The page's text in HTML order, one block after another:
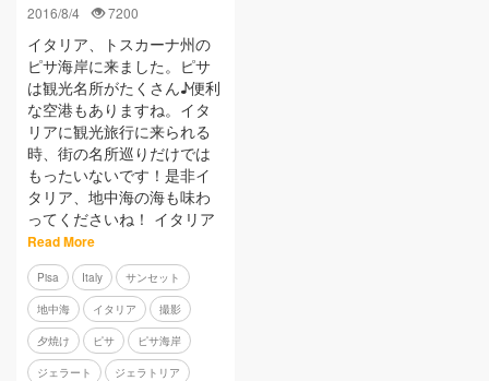
2016/8/4 7200
イタリア、トスカーナ州の
ピサ海岸に来ました。ピサ
は観光名所がたくさん♪便利
な空港もありますね。イタ
リアに観光旅行に来られる
時、街の名所巡りだけでは
もったいないです！是非イ
タリア、地中海の海も味わ
ってくださいね！ イタリア
Read More
Pisa Italy サンセット
地中海 イタリア 撮影
夕焼け ピサ ピサ海岸
ジェラート ジェラトリア